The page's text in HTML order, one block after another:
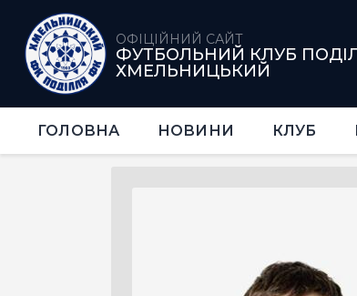
ОФІЦІЙНИЙ САЙТ
ФУТБОЛЬНИЙ КЛУБ
ХМЕЛЬНИЦЬКИЙ
ГОЛОВНА НОВИНИ КЛУБ